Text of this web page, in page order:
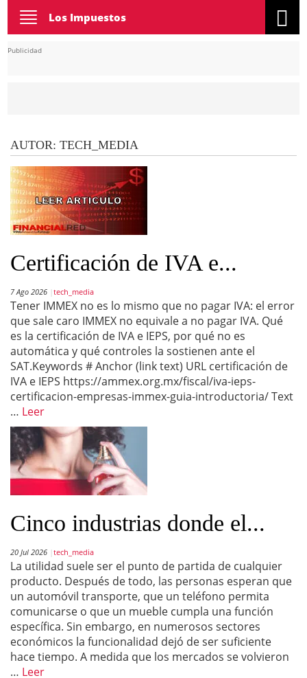
Toggle
navigation
Los Impuestos
Publicidad
AUTOR: TECH_MEDIA
Certificación de IVA e...
7 Ago 2026 tech_media
Tener IMMEX no es lo mismo que no pagar IVA: el error
que sale caro IMMEX no equivale a no pagar IVA. Qué
es la certificación de IVA e IEPS, por qué no es
automática y qué controles la sostienen ante el
SAT.Keywords # Anchor (link text) URL certificación de
IVA e IEPS https://ammex.org.mx/fiscal/iva-ieps-
certificacion-empresas-immex-guia-introductoria/ Text
… Leer
Cinco industrias donde el...
20 Jul 2026 tech_media
La utilidad suele ser el punto de partida de cualquier
producto. Después de todo, las personas esperan que
un automóvil transporte, que un teléfono permita
comunicarse o que un mueble cumpla una función
específica. Sin embargo, en numerosos sectores
económicos la funcionalidad dejó de ser suficiente
hace tiempo. A medida que los mercados se volvieron
… Leer